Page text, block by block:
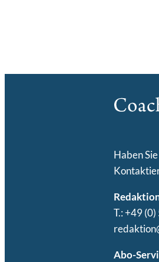
Haben
T.: +49
Abo-